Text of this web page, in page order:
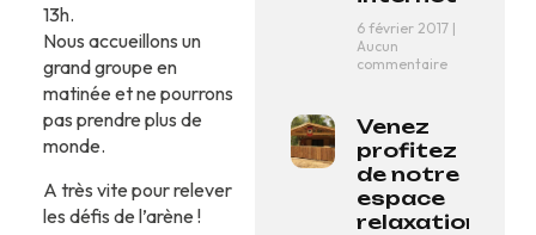
13h.
Nous accueillons un
grand groupe en
matinée et ne pourrons
pas prendre plus de
monde.
A très vite pour relever
les défis de l’arène !
6 février 2017
Aucun
commentaire
Venez
profitez
de notre
espace
relaxation !